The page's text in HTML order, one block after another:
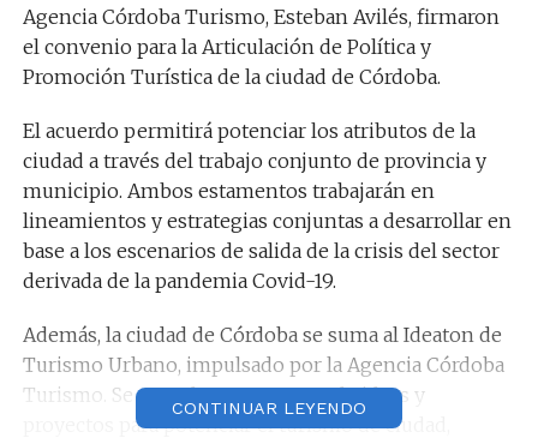
Agencia Córdoba Turismo, Esteban Avilés, firmaron
el convenio para la Articulación de Política y
Promoción Turística de la ciudad de Córdoba.
El acuerdo permitirá potenciar los atributos de la
ciudad a través del trabajo conjunto de provincia y
municipio. Ambos estamentos trabajarán en
lineamientos y estrategias conjuntas a desarrollar en
base a los escenarios de salida de la crisis del sector
derivada de la pandemia Covid-19.
Además, la ciudad de Córdoba se suma al Ideaton de
Turismo Urbano, impulsado por la Agencia Córdoba
Turismo. Se trata de un concurso de ideas y
proyectos para potenciar el turismo de ciudad,
CONTINUAR LEYENDO